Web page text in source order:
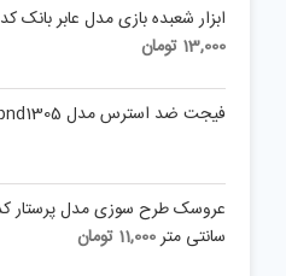
ابزار شعبده بازی مدل عابر بانک کدEMS-07
13,000 تومان
فیجت ضد استرس مدل pnd1305
سانتی متر11,000 تومان